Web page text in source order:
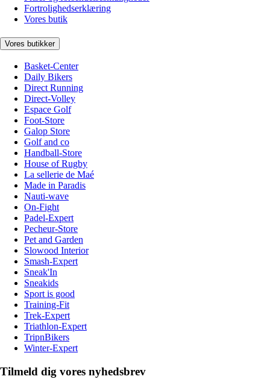
Fortrolighedserklæring
Vores butik
Vores butikker
Basket-Center
Daily Bikers
Direct Running
Direct-Volley
Espace Golf
Foot-Store
Galop Store
Golf and co
Handball-Store
House of Rugby
La sellerie de Maé
Made in Paradis
Nauti-wave
On-Fight
Padel-Expert
Pecheur-Store
Pet and Garden
Slowood Interior
Smash-Expert
Sneak'In
Sneakids
Sport is good
Training-Fit
Trek-Expert
Triathlon-Expert
TripnBikers
Winter-Expert
Tilmeld dig vores nyhedsbrev